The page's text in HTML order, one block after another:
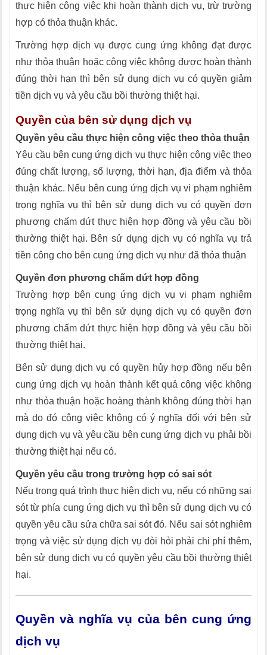
thực hiện công việc khi hoàn thành dịch vụ, trừ trường
hợp có thỏa thuận khác.
Trường hợp dịch vụ được cung ứng không đạt được
như thỏa thuận hoặc công việc không được hoàn thành
đúng thời hạn thì bên sử dụng dịch vụ có quyền giảm
tiền dịch vụ và yêu cầu bồi thường thiệt hại.
Quyền của bên sử dụng dịch vụ
Quyền yêu cầu thực hiện công việc theo thỏa thuận
Yêu cầu bên cung ứng dịch vụ thực hiện công việc theo
đúng chất lượng, số lượng, thời hạn, địa điểm và thỏa
thuận khác. Nếu bên cung ứng dịch vụ vi phạm nghiêm
trọng nghĩa vụ thì bên sử dụng dịch vụ có quyền đơn
phương chấm dứt thực hiện hợp đồng và yêu cầu bồi
thường thiệt hại. Bên sử dụng dịch vụ có nghĩa vụ trả
tiền công cho bên cung ứng dịch vụ như đã thỏa thuận
Quyền đơn phương chấm dứt hợp đồng
Trường hợp bên cung ứng dịch vụ vi phạm nghiêm
trọng nghĩa vụ thì bên sử dụng dịch vụ có quyền đơn
phương chấm dứt thực hiện hợp đồng và yêu cầu bồi
thường thiệt hại.
Bên sử dụng dịch vụ có quyền hủy hợp đồng nếu bên
cung ứng dịch vụ hoàn thành kết quả công việc không
như thỏa thuận hoặc hoàng thành không đúng thời hạn
mà do đó công việc không có ý nghĩa đối với bên sử
dụng dịch vụ và yêu cầu bên cung ứng dịch vụ phải bồi
thường thiệt hại nếu có.
Quyền yêu cầu trong trường hợp có sai sót
Nếu trong quá trình thực hiện dịch vụ, nếu có những sai
sót từ phía cung ứng dịch vụ thì bên sử dụng dịch vụ có
quyền yêu cầu sửa chữa sai sót đó. Nếu sai sót nghiêm
trọng và việc sử dụng dịch vụ đòi hỏi phải chi phí thêm,
bên sử dụng dịch vụ có quyền yêu cầu bồi thường thiệt
hại.
Quyền và nghĩa vụ của bên cung ứng
dịch vụ